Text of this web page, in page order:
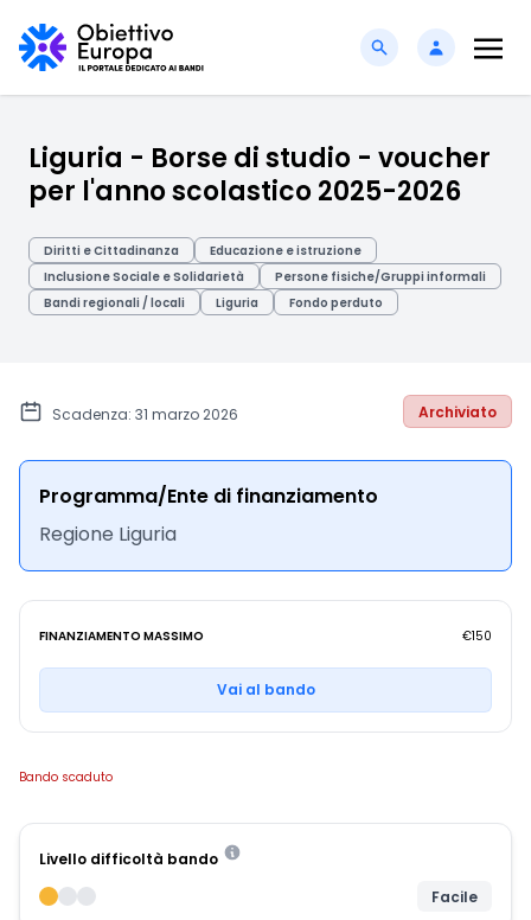
Liguria - Borse di studio - voucher
per l'anno scolastico 2025-2026
Diritti e Cittadinanza
Educazione e istruzione
Inclusione Sociale e Solidarietà
Persone fisiche/Gruppi informali
Bandi regionali / locali
Liguria Fondo perduto
Scadenza: 31 marzo 2026 Archiviato
Programma/Ente di finanziamento
Regione Liguria
FINANZIAMENTO MASSIMO €150
Vai al bando
Bando scaduto
Livello difficoltà bando
Facile